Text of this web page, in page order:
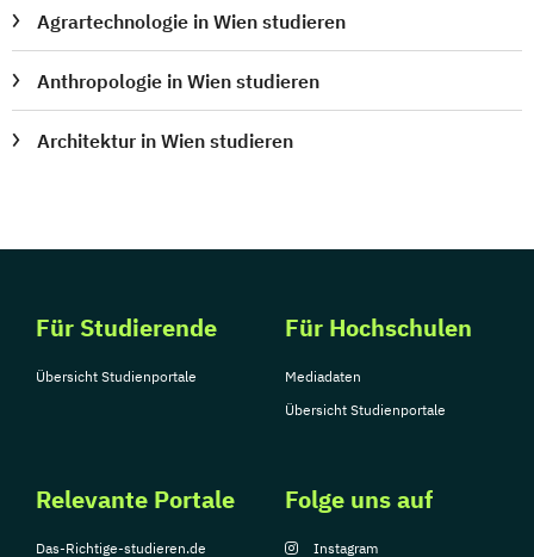
Agrartechnologie in Wien studieren
Anthropologie in Wien studieren
Architektur in Wien studieren
Für Studierende
Übersicht Studienportale
Für Hochschulen
Mediadaten
Übersicht Studienportale
Relevante Portale
Das-Richtige-studieren.de
Folge uns auf
Instagram